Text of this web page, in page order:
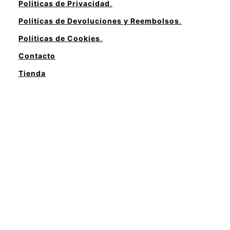
Politicas de Privacidad.
Políticas de Devoluciones y Reembolsos.
Políticas de Cookies.
Contacto
Tienda